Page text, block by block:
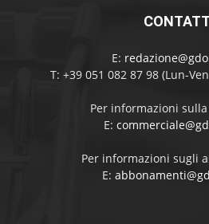
E:
T: +39 051 082 87 98 (Lun-
Per informazioni
E:
Per informazioni sugli
E: